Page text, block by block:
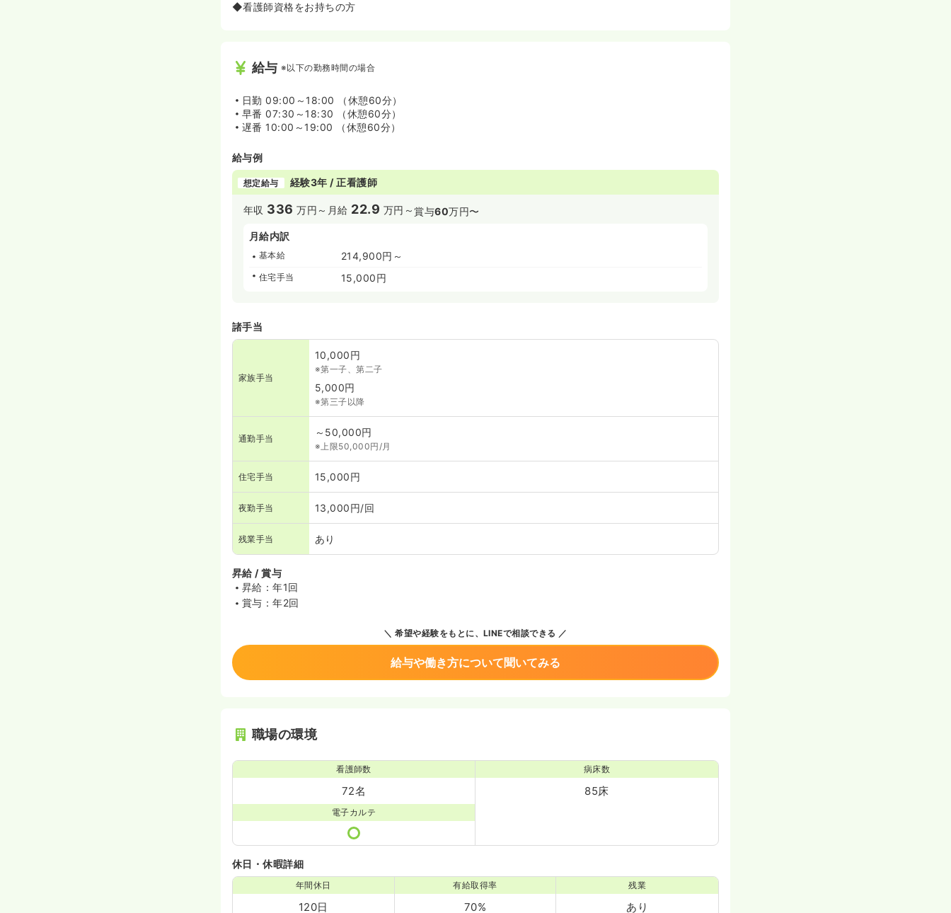
◆看護師資格をお持ちの方
給与 ※以下の勤務時間の場合
日勤 09:00～18:00 （休憩60分）
早番 07:30～18:30 （休憩60分）
遅番 10:00～19:00 （休憩60分）
給与例
想定給与 経験3年 / 正看護師
年収 336 万円～ 月給 22.9 万円～賞与60万円〜
月給内訳
基本給 214,900円～
住宅手当 15,000円
諸手当
家族手当
10,000円
※第一子、第二子
5,000円
※第三子以降
通勤手当
～50,000円
※上限50,000円/月
住宅手当 15,000円
夜勤手当 13,000円/回
残業手当 あり
昇給 / 賞与
昇給：年1回
賞与：年2回
希望や経験をもとに、LINEで相談できる
給与や働き方について聞いてみる
職場の環境
看護師数
72名
病床数
85床
電子カルテ
休日・休暇詳細
年間休日
120日
有給取得率
70%
残業
あり